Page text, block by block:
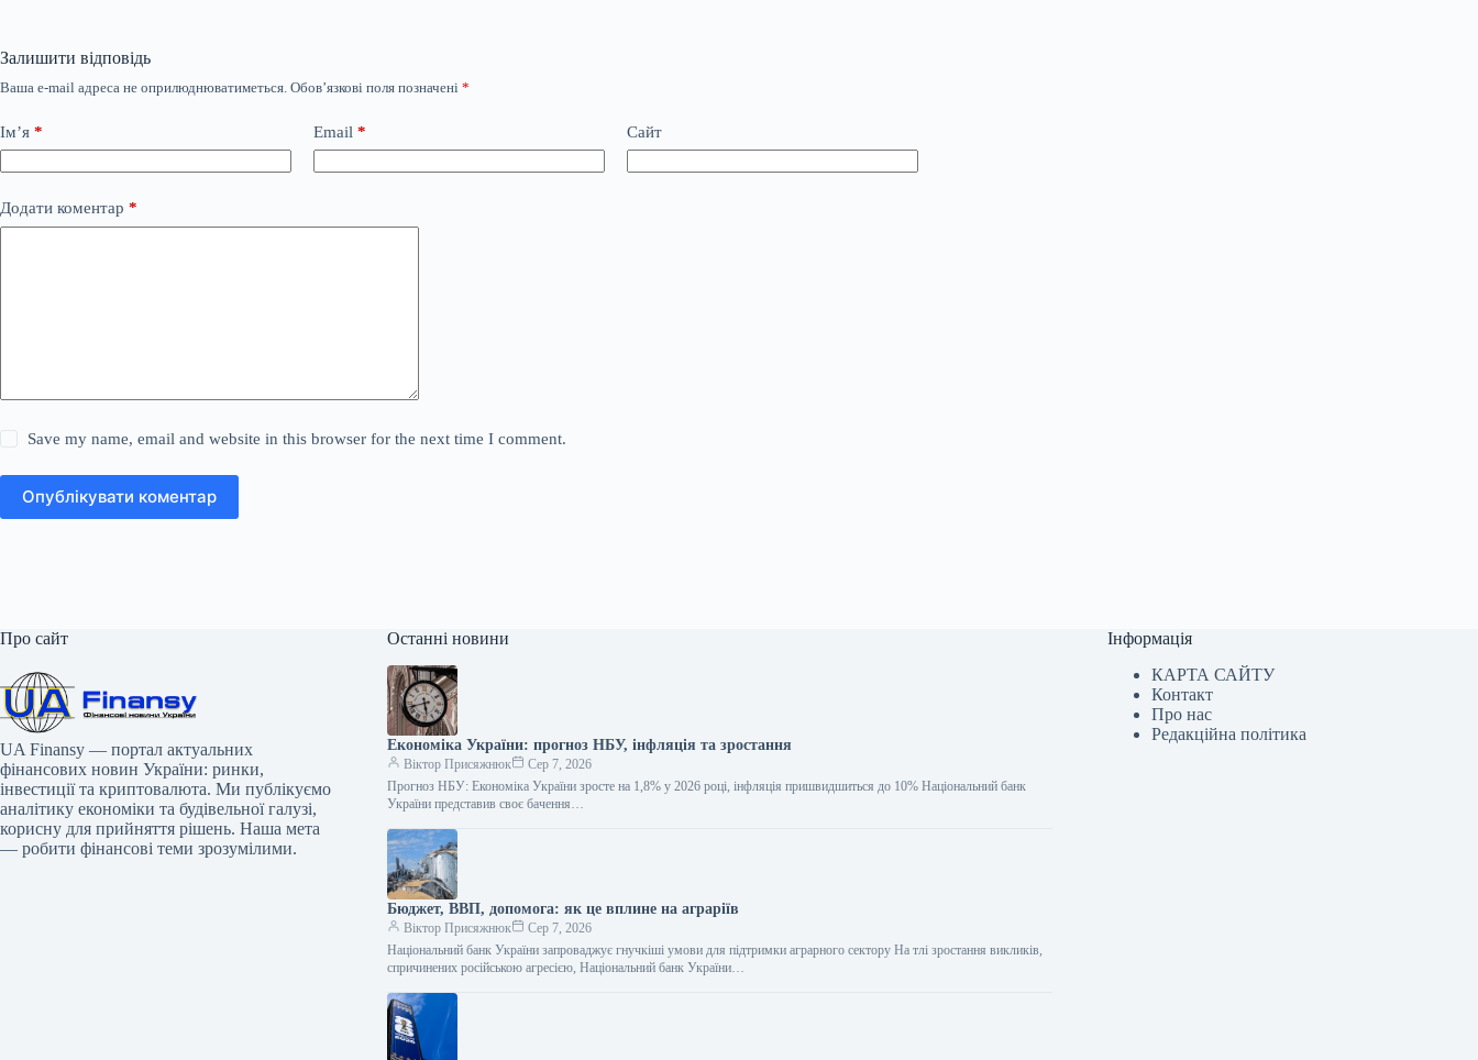
Залишити відповідь
Ваша e-mail адреса не оприлюднюватиметься. Обов’язкові поля позначені *
Ім’я * Email * Сайт
Додати коментар *
Save my name, email and website in this browser for the next time I comment.
Опублікувати коментар
Про сайт
UA Finansy — портал актуальних
фінансових новин України: ринки,
інвестиції та криптовалюта. Ми публікуємо
аналітику економіки та будівельної галузі,
корисну для прийняття рішень. Наша мета
— робити фінансові теми зрозумілими.
Останні новини
Економіка України: прогноз НБУ, інфляція та зростання
Віктор Присяжнюк
Сер 7, 2026
Прогноз НБУ: Економіка України зросте на 1,8% у 2026 році, інфляція пришвидшиться до 10% Національний банк
України представив своє бачення…
Бюджет, ВВП, допомога: як це вплине на аграріїв
Віктор Присяжнюк
Сер 7, 2026
Національний банк України запроваджує гнучкіші умови для підтримки аграрного сектору На тлі зростання викликів,
спричинених російською агресією, Національний банк України…
Інформація
КАРТА САЙТУ
Контакт
Про нас
Редакційна політика